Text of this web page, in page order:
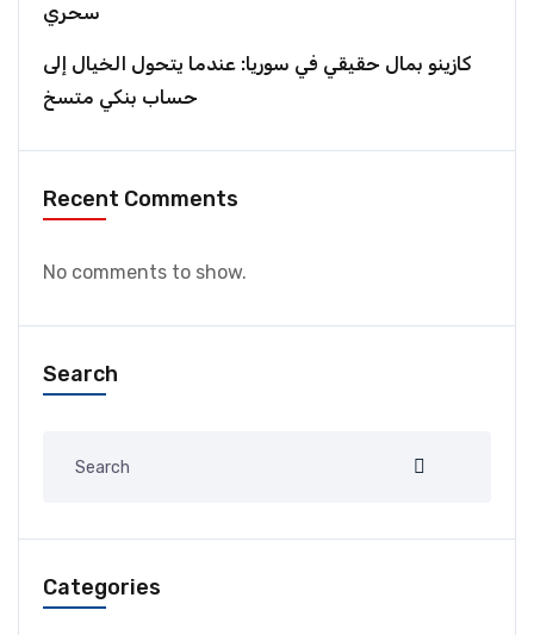
سحري
كازينو بمال حقيقي في سوريا: عندما يتحول الخيال إلى
حساب بنكي متسخ
Recent Comments
No comments to show.
Search
Categories